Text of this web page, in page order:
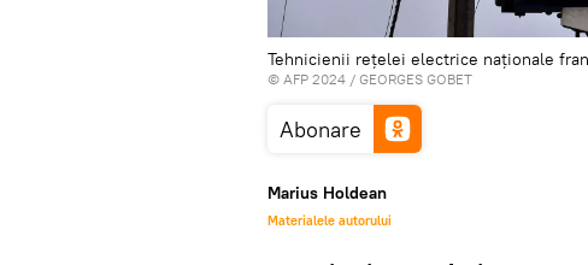
Tehnicienii rețelei electrice naționale
© AFP 2024 / GEORGES GOBET
Abonare
Marius Holdean
Materialele autorului